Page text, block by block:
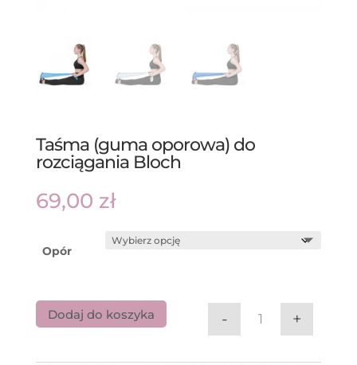
Taśma (guma oporowa) do
rozciągania Bloch
69,00 zł
Opór
ilość Taśma
- +
Dodaj do koszyka